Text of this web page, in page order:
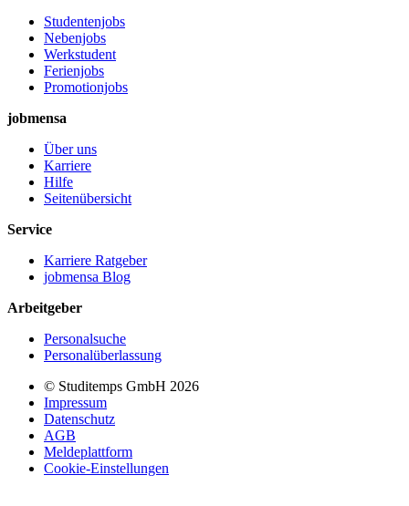
Studentenjobs
Nebenjobs
Werkstudent
Ferienjobs
Promotionjobs
jobmensa
Über uns
Karriere
Hilfe
Seitenübersicht
Service
Karriere Ratgeber
jobmensa Blog
Arbeitgeber
Personalsuche
Personalüberlassung
© Studitemps GmbH 2026
Impressum
Datenschutz
AGB
Meldeplattform
Cookie-Einstellungen